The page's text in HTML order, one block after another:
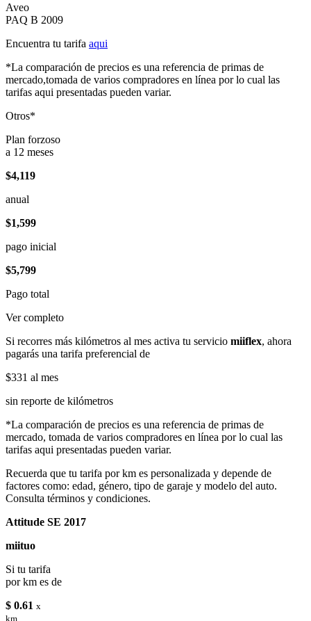
Aveo
PAQ B 2009
Encuentra tu tarifa aqui
*La comparación de precios es una referencia de primas de
mercado,tomada de varios compradores en línea por lo cual las
tarifas aqui presentadas pueden variar.
Otros*
Plan forzoso
a 12 meses
$4,119
anual
$1,599
pago inicial
$5,799
Pago total
Ver completo
Si recorres más kilómetros al mes activa tu servicio miiflex, ahora
pagarás una tarifa preferencial de
$331 al mes
sin reporte de kilómetros
*La comparación de precios es una referencia de primas de
mercado, tomada de varios compradores en línea por lo cual las
tarifas aqui presentadas pueden variar.
Recuerda que tu tarifa por km es personalizada y depende de
factores como: edad, género, tipo de garaje y modelo del auto.
Consulta términos y condiciones.
Attitude SE 2017
miituo
Si tu tarifa
por km es de
$ 0.61 x
km